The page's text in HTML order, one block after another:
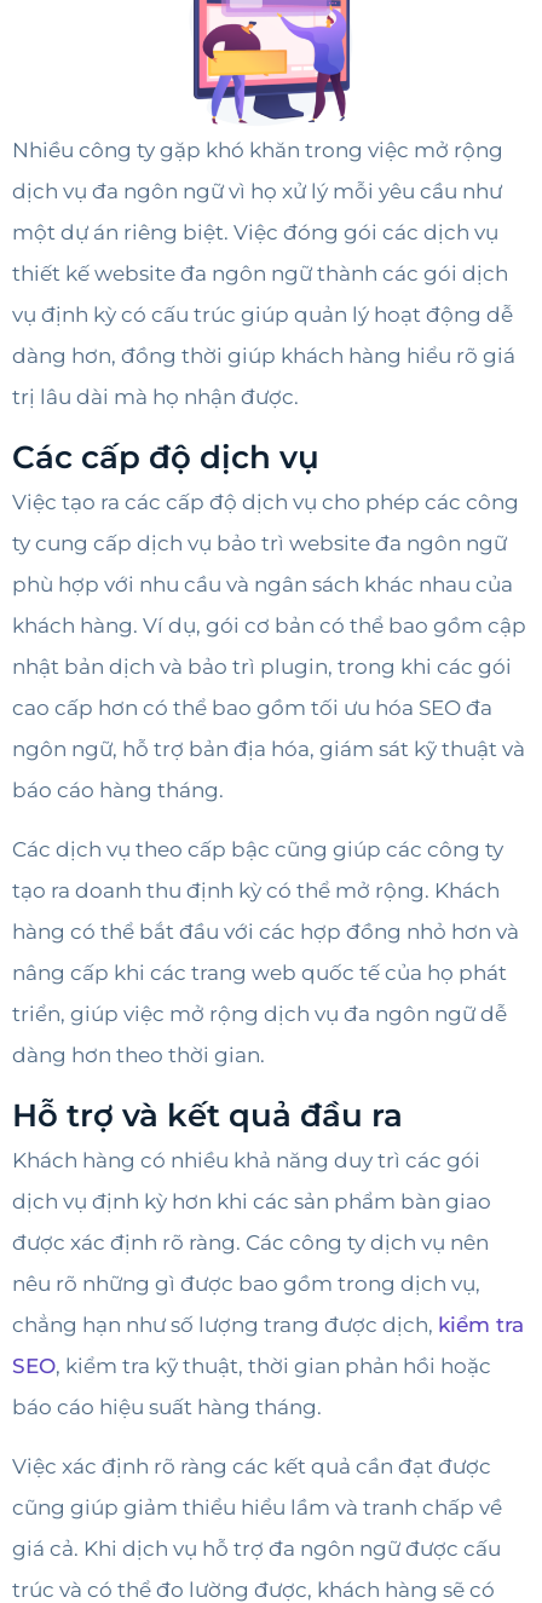
Nhiều công ty gặp khó khăn trong việc mở rộng
dịch vụ đa ngôn ngữ vì họ xử lý mỗi yêu cầu như
một dự án riêng biệt. Việc đóng gói các dịch vụ
thiết kế website đa ngôn ngữ thành các gói dịch
vụ định kỳ có cấu trúc giúp quản lý hoạt động dễ
dàng hơn, đồng thời giúp khách hàng hiểu rõ giá
trị lâu dài mà họ nhận được.
Các cấp độ dịch vụ
Việc tạo ra các cấp độ dịch vụ cho phép các công
ty cung cấp dịch vụ bảo trì website đa ngôn ngữ
phù hợp với nhu cầu và ngân sách khác nhau của
khách hàng. Ví dụ, gói cơ bản có thể bao gồm cập
nhật bản dịch và bảo trì plugin, trong khi các gói
cao cấp hơn có thể bao gồm tối ưu hóa SEO đa
ngôn ngữ, hỗ trợ bản địa hóa, giám sát kỹ thuật và
báo cáo hàng tháng.
Các dịch vụ theo cấp bậc cũng giúp các công ty
tạo ra doanh thu định kỳ có thể mở rộng. Khách
hàng có thể bắt đầu với các hợp đồng nhỏ hơn và
nâng cấp khi các trang web quốc tế của họ phát
triển, giúp việc mở rộng dịch vụ đa ngôn ngữ dễ
dàng hơn theo thời gian.
Hỗ trợ và kết quả đầu ra
Khách hàng có nhiều khả năng duy trì các gói
dịch vụ định kỳ hơn khi các sản phẩm bàn giao
được xác định rõ ràng. Các công ty dịch vụ nên
nêu rõ những gì được bao gồm trong dịch vụ,
chẳng hạn như số lượng trang được dịch, kiểm tra
SEO, kiểm tra kỹ thuật, thời gian phản hồi hoặc
báo cáo hiệu suất hàng tháng.
Việc xác định rõ ràng các kết quả cần đạt được
cũng giúp giảm thiểu hiểu lầm và tranh chấp về
giá cả. Khi dịch vụ hỗ trợ đa ngôn ngữ được cấu
trúc và có thể đo lường được, khách hàng sẽ có